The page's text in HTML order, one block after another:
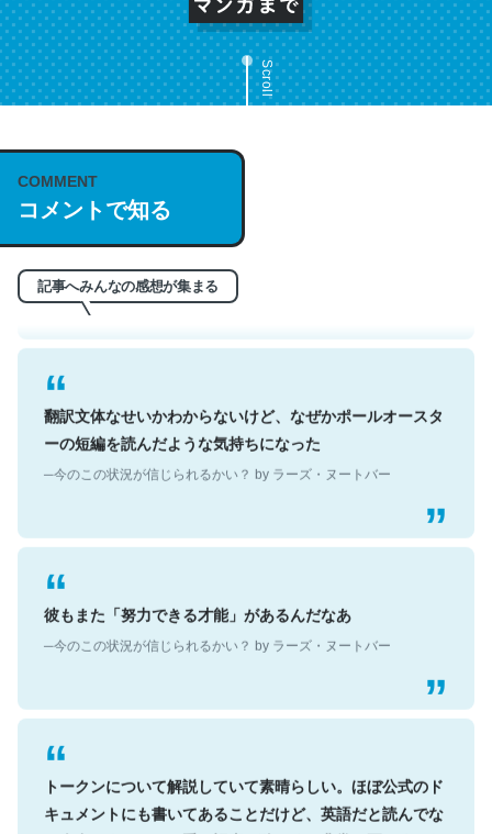
Scroll
COMMENT
コメントで知る
記事へみんなの感想が集まる
これは名文。彼はとてもクレバーなんだろうなと凄く思
う。英語少しでも読める人は原文もお勧め。自分はこの流
れ好き。Let’s Fucking Go. Then Covid hit. Shit.
翻訳文体なせいかわからないけど、なぜかポールオースタ
ーの短編を読んだような気持ちになった
彼もまた「努力できる才能」があるんだなあ
トークンについて解説していて素晴らしい。ほぼ公式のド
キュメントにも書いてあることだけど、英語だと読んでな